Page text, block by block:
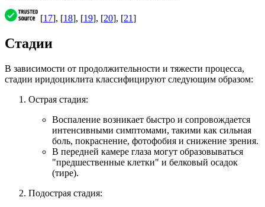
[17], [18], [19], [20], [21]
Стадии
В зависимости от продолжительности и тяжести процесса,
стадии иридоциклита классифицируют следующим образом:
Острая стадия:
Воспаление возникает быстро и сопровождается
интенсивными симптомами, такими как сильная
боль, покраснение, фотофобия и снижение зрения.
В передней камере глаза могут образовываться
"предшественные клетки" и белковый осадок
(тире).
Подострая стадия: